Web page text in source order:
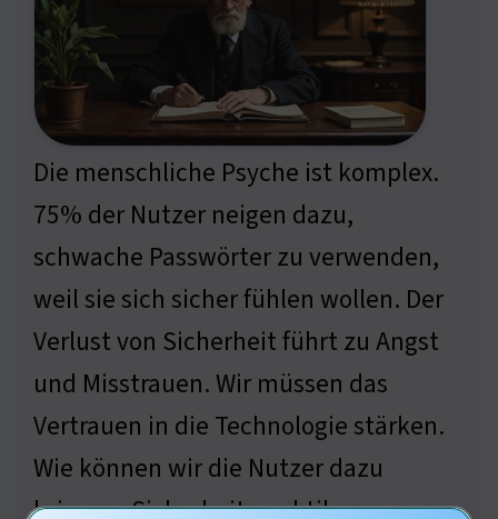
Die menschliche Psyche ist komplex.
75% der Nutzer neigen dazu,
schwache Passwörter zu verwenden,
weil sie sich sicher fühlen wollen. Der
Verlust von Sicherheit führt zu Angst
und Misstrauen. Wir müssen das
Vertrauen in die Technologie stärken.
Wie können wir die Nutzer dazu
bringen, Sicherheitspraktiken zu